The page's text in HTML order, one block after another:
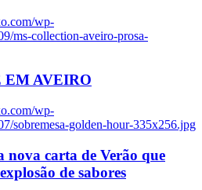
wp-
ms-collection-aveiro-prosa-
EM AVEIRO
wp-
sobremesa-golden-hour-335x256.jpg
nova carta de Verão que
de sabores